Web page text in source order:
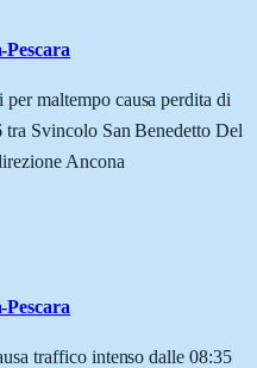
maltempo causa perdita di
Svincolo San Benedetto Del
Ancona
traffico intenso dalle 08:35